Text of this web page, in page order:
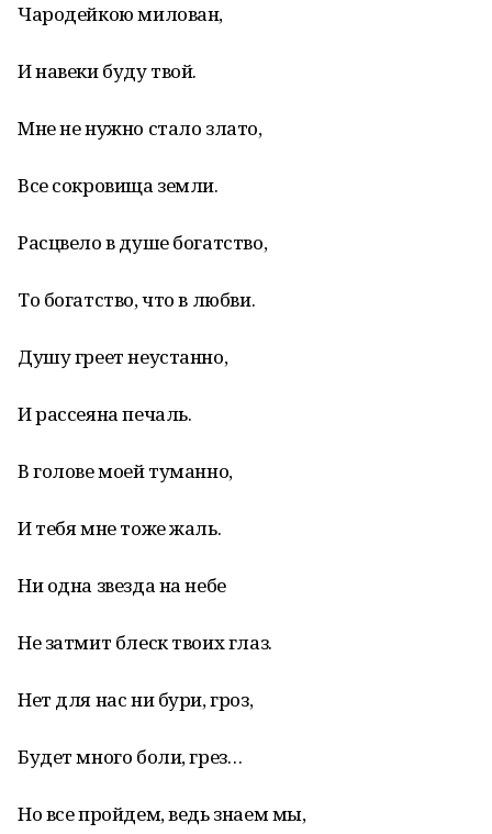
Чародейкою милован,
И навеки буду твой.
Мне не нужно стало злато,
Все сокровища земли.
Расцвело в душе богатство,
То богатство, что в любви.
Душу греет неустанно,
И рассеяна печаль.
В голове моей туманно,
И тебя мне тоже жаль.
Ни одна звезда на небе
Не затмит блеск твоих глаз.
Нет для нас ни бури, гроз,
Будет много боли, грез…
Но все пройдем, ведь знаем мы,